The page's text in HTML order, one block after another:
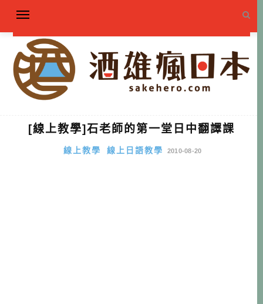
[線上教學]石老師的第一堂日中翻譯課
線上教學 線上日語教學 2010-08-20